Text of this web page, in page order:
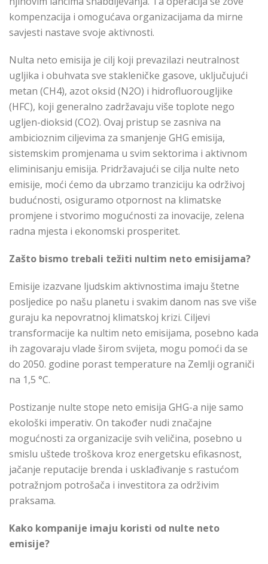
kompenzacija i omogućava organizacijama da mirne
savjesti nastave svoje aktivnosti.
Nulta neto emisija je cilj koji prevazilazi neutralnost
ugljika i obuhvata sve stakleničke gasove, uključujući
metan (CH4), azot oksid (N2O) i hidrofluorougljike
(HFC), koji generalno zadržavaju više toplote nego
ugljen-dioksid (CO2). Ovaj pristup se zasniva na
ambicioznim ciljevima za smanjenje GHG emisija,
sistemskim promjenama u svim sektorima i aktivnom
eliminisanju emisija. Pridržavajući se cilja nulte neto
emisije, moći ćemo da ubrzamo tranziciju ka održivoj
budućnosti, osiguramo otpornost na klimatske
promjene i stvorimo mogućnosti za inovacije, zelena
radna mjesta i ekonomski prosperitet.
Zašto bismo trebali težiti nultim neto emisijama?
Emisije izazvane ljudskim aktivnostima imaju štetne
posljedice po našu planetu i svakim danom nas sve više
guraju ka nepovratnoj klimatskoj krizi. Ciljevi
transformacije ka nultim neto emisijama, posebno kada
ih zagovaraju vlade širom svijeta, mogu pomoći da se
do 2050. godine porast temperature na Zemlji ograniči
na 1,5 °C.
Postizanje nulte stope neto emisija GHG-a nije samo
ekološki imperativ. On također nudi značajne
mogućnosti za organizacije svih veličina, posebno u
smislu uštede troškova kroz energetsku efikasnost,
jačanje reputacije brenda i usklađivanje s rastućom
potražnjom potrošača i investitora za održivim
praksama.
Kako kompanije imaju koristi od nulte neto
emisije?